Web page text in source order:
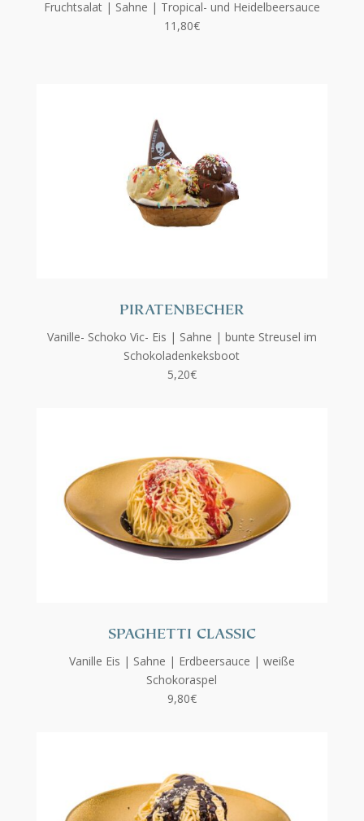
Fruchtsalat | Sahne | Tropical- und Heidelbeersauce
11,80€
PIRATENBECHER
Vanille- Schoko Vic- Eis | Sahne | bunte Streusel im
Schokoladenkeksboot
5,20€
SPAGHETTI CLASSIC
Vanille Eis | Sahne | Erdbeersauce | weiße
Schokoraspel
9,80€